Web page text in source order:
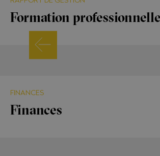
Formation professionnelle
FINANCES
Finances